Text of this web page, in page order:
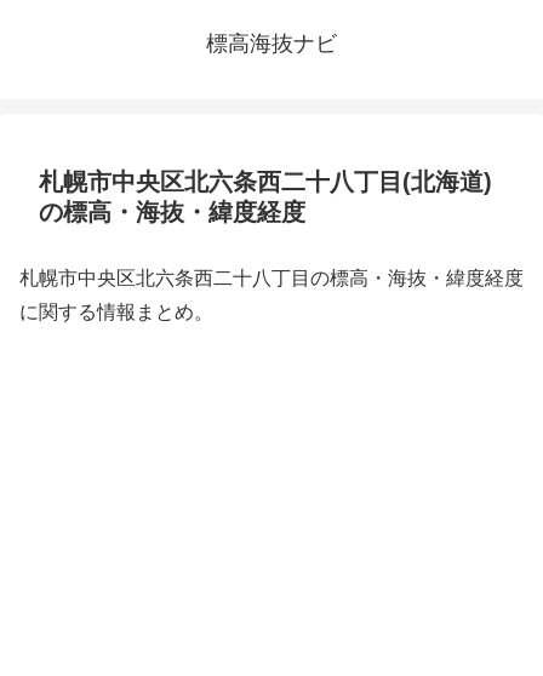
標高海抜ナビ
札幌市中央区北六条西二十八丁目(北海道)
の標高・海抜・緯度経度
札幌市中央区北六条西二十八丁目の標高・海抜・緯度経度
に関する情報まとめ。